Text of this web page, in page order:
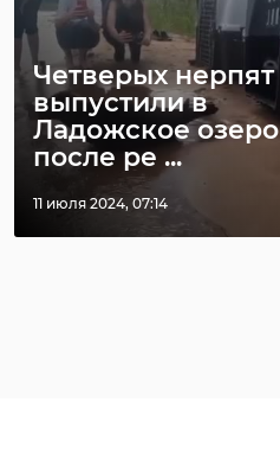
Четверых нерпят
выпустили в
Ладожское озеро
после ре ...
11 июля 2024, 07:14